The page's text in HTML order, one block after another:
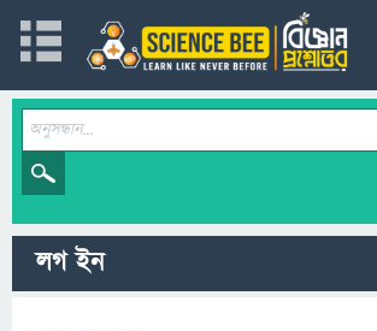
লগ ইন